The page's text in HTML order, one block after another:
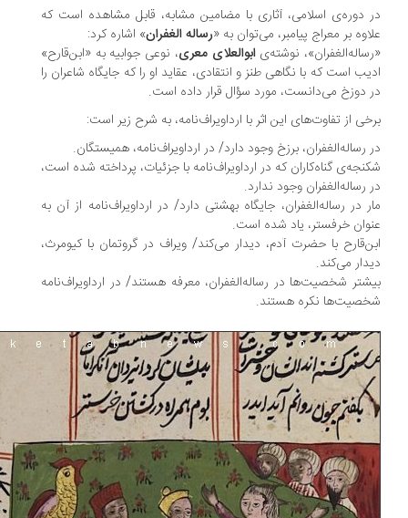
دوره‌ی اسلامی، آثاری با مضامین مشابه، قابل مشاهده است که
بر معراج پیامبر، می‌توان به «رساله‌ الغفران» اشاره کرد:
نوشته‌یابوالعلای معری، نوعی جوابیه به «ابن‌قارح»
است که با نگاهی طنز و انتقادی، عقاید او را که جایگاه شاعران را
دوزخ می‌دانست، مورد سؤال قرار داده است.
از تفاوت‌های این اثر با ارداویراف‌نامه، به شرح زیر است:
رساله‌الغفران، برزخ وجود دارد/ در ارداویراف‌نامه، همیستگان.
گناه‌کاران که در ارداویراف‌نامه با جزئیات، پرداخته شده است،
رساله‌الغفران وجود ندارد.
در رساله‌الغفران، جایگاه بهشتی دارد/ در ارداویراف‌نامه از آن به
خرفستر، یاد شده است.
با حضرت آدم، دیدار می‌کند/ ویراف در گروتمان با کیومرث،
می‌کند.
شخصیت‌ها در رساله‌الغفران، معرفه هستند/ در ارداویراف‌نامه
نکره هستند.